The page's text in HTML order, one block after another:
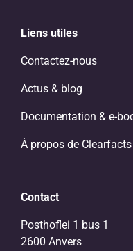
Liens utiles
Contactez-nous
Actus & blog
Documentation & e-
À propos de Clearfacts
Contact
Posthoflei 1 bus 1
2600 Anvers